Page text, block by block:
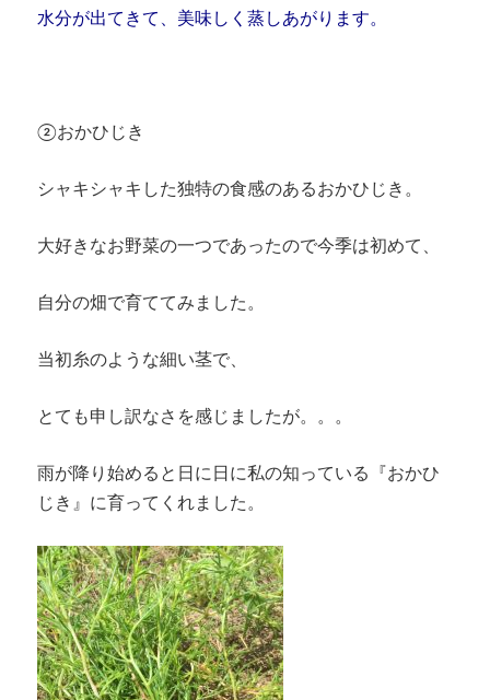
水分が出てきて、美味しく蒸しあがります。
②おかひじき
シャキシャキした独特の食感のあるおかひじき。
大好きなお野菜の一つであったので今季は初めて、
自分の畑で育ててみました。
当初糸のような細い茎で、
とても申し訳なさを感じましたが。。。
雨が降り始めると日に日に私の知っている『おかひ
じき』に育ってくれました。